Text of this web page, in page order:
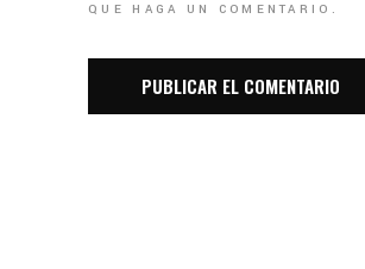
QUE HAGA UN COMENTARIO.